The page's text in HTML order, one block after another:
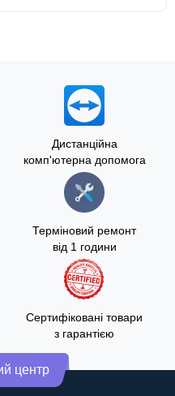
Дистанційна
комп'ютерна допомога
Терміновий ремонт
від 1 години
Сертифіковані товари
з гарантією
центр